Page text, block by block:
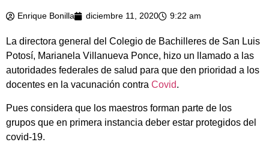
Enrique Bonilla diciembre 11, 2020 9:22 am
La directora general del Colegio de Bachilleres de San Luis
Potosí, Marianela Villanueva Ponce, hizo un llamado a las
autoridades federales de salud para que den prioridad a los
docentes en la vacunación contra Covid.
Pues considera que los maestros forman parte de los
grupos que en primera instancia deber estar protegidos del
covid-19.